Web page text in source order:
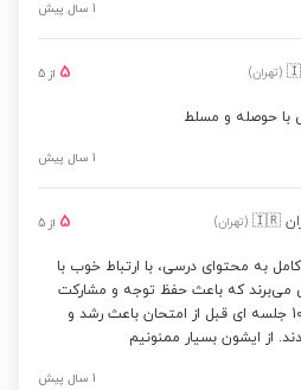
1 سال پیش
(تهران) 5 از 5
با حوصله و مسلط
1 سال پیش
🇮🇷 (تهران) 5 از 5
به محتوای درسی، با ارتباط خوب با
که باعث حفظ توجه و مشارکت
فعالانه پسرم شد. طی یک دوره 10 جلسه ای قبل از امتحان باعث رشد و
از ایشون بسیار ممنونیم
1 سال پیش